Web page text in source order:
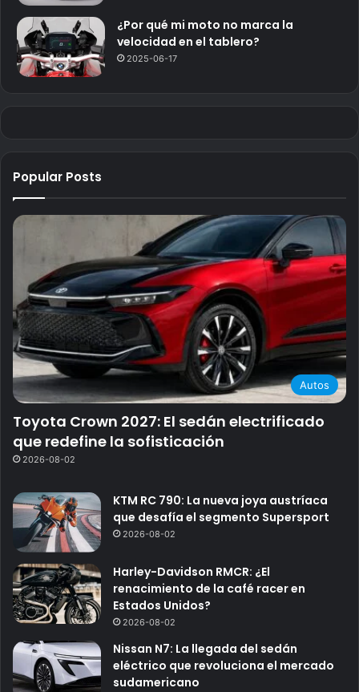
¿Por qué mi moto no marca la
velocidad en el tablero?
2025-06-17
Popular Posts
Autos
Toyota Crown 2027: El sedán electrificado
que redefine la sofisticación
2026-08-02
KTM RC 790: La nueva joya austríaca
que desafía el segmento Supersport
2026-08-02
Harley-Davidson RMCR: ¿El
renacimiento de la café racer en
Estados Unidos?
2026-08-02
Nissan N7: La llegada del sedán
eléctrico que revoluciona el mercado
sudamericano